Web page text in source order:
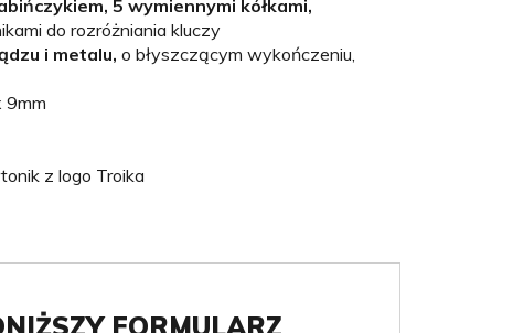
5 wymiennymi kółkami,
do rozróżniania kluczy
i metalu, o błyszczącym wykończeniu,
9mm
z logo Troika
FORMULARZ